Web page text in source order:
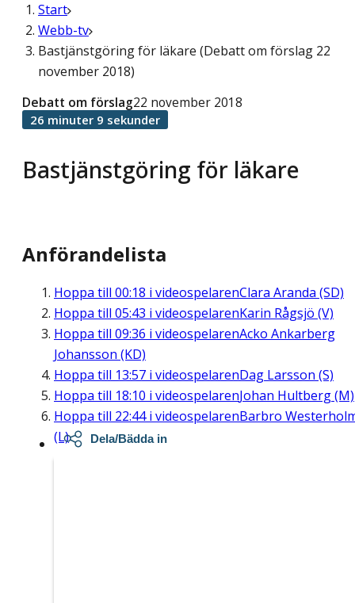
Start
Webb-tv
Bastjänstgöring för läkare (Debatt om förslag 22
november 2018)
Bastjänstgöring för läkare
Debatt om förslag22 november 2018
26 minuter 9 sekunder
Anförandelista
Hoppa till 00:18 i videospelarenClara Aranda (SD)
Hoppa till 05:43 i videospelarenKarin Rågsjö (V)
Hoppa till 09:36 i videospelarenAcko Ankarberg
Johansson (KD)
Hoppa till 13:57 i videospelarenDag Larsson (S)
Hoppa till 18:10 i videospelarenJohan Hultberg (M)
Hoppa till 22:44i videospelarenBarbro
(L)
Dela/Bädda in